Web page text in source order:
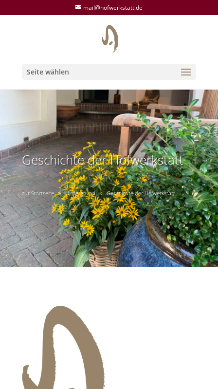
mail@hofwerkstatt.de
Seite wählen
Geschichte der Hofwerkstatt
zur Startseite Hintergrund Geschichte der Hofwerkstatt